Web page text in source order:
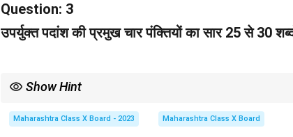
-मधुरता(मधुर से)
-सद्गति (सद्गत से)
-दीक्षा
Question: 3
उपर्युक्त पदांश की प्रमुख चार पंक्तियों का सार 25 से 30
Show Hint
Maharashtra Class X Board - 2023 Maharashtra Class X Board